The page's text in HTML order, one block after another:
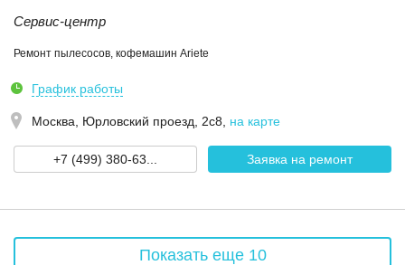
Сервис-центр
Ремонт пылесосов, кофемашин Ariete
График работы
Москва, Юрловский проезд, 2с8 на карте
+7 (499) 380-63... Заявка на ремонт
Показать еще 10